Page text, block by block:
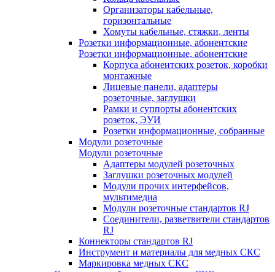
Организаторы кабельные,
горизонтальные
Хомуты кабельные, стяжки, ленты
Розетки информационные, абонентские
Розетки информационные, абонентские
Корпуса абонентских розеток, коробки
монтажные
Лицевые панели, адаптеры
розеточные, заглушки
Рамки и суппорты абонентских
розеток, ЭУИ
Розетки информационные, собранные
Модули розеточные
Модули розеточные
Адаптеры модулей розеточных
Заглушки розеточных модулей
Модули прочих интерфейсов,
мультимедиа
Модули розеточные стандартов RJ
Соединители, разветвители стандартов
RJ
Коннекторы стандартов RJ
Инструмент и материалы для медных СКС
Маркировка медных СКС